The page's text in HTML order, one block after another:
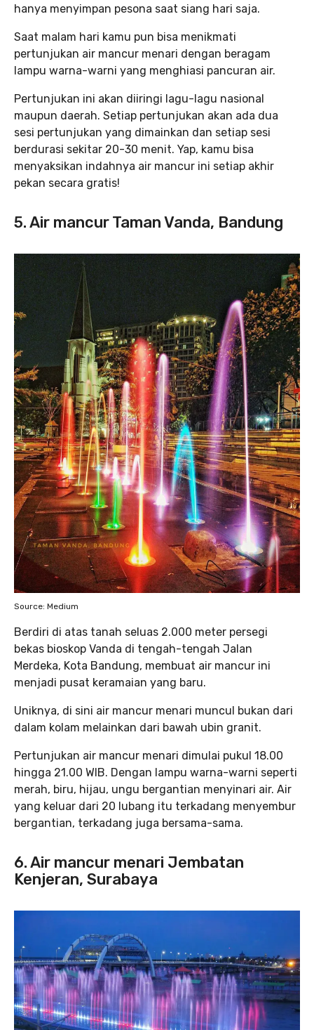
hanya menyimpan pesona saat siang hari saja.
Saat malam hari kamu pun bisa menikmati
pertunjukan air mancur menari dengan beragam
lampu warna-warni yang menghiasi pancuran air.
Pertunjukan ini akan diiringi lagu-lagu nasional
maupun daerah. Setiap pertunjukan akan ada dua
sesi pertunjukan yang dimainkan dan setiap sesi
berdurasi sekitar 20-30 menit. Yap, kamu bisa
menyaksikan indahnya air mancur ini setiap akhir
pekan secara gratis!
5. Air mancur Taman Vanda, Bandung
Source: Medium
Berdiri di atas tanah seluas 2.000 meter persegi
bekas bioskop Vanda di tengah-tengah Jalan
Merdeka, Kota Bandung, membuat air mancur ini
menjadi pusat keramaian yang baru.
Uniknya, di sini air mancur menari muncul bukan dari
dalam kolam melainkan dari bawah ubin granit.
Pertunjukan air mancur menari dimulai pukul 18.00
hingga 21.00 WIB. Dengan lampu warna-warni seperti
merah, biru, hijau, ungu bergantian menyinari air. Air
yang keluar dari 20 lubang itu terkadang menyembur
bergantian, terkadang juga bersama-sama.
6. Air mancur menari Jembatan
Kenjeran, Surabaya